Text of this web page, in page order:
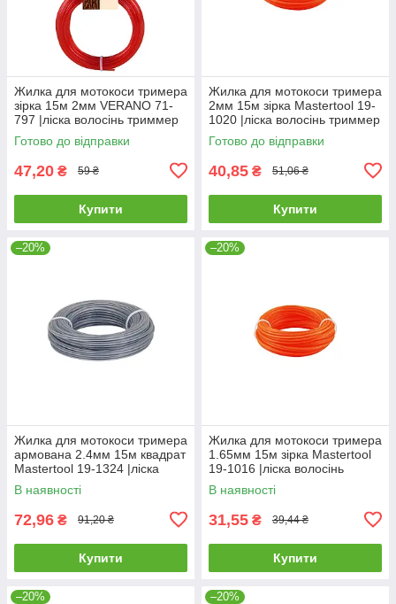
Жилка для мотокоси тримера
зірка 15м 2мм VERANO 71-
797 |ліска волосінь триммер
трімер
Готово до відправки
47,20 ₴ 59 ₴
Купити
Жилка для мотокоси тримера
2мм 15м зірка Mastertool 19-
1020 |ліска волосінь триммер
трімер
Готово до відправки
40,85 ₴ 51,06 ₴
Купити
–20%
Жилка для мотокоси тримера
армована 2.4мм 15м квадрат
Mastertool 19-1324 |ліска
волосінь триммер трімер
В наявності
72,96 ₴ 91,20 ₴
Купити
–20%
Жилка для мотокоси тримера
1.65мм 15м зірка Mastertool
19-1016 |ліска волосінь
триммер трімер
В наявності
31,55 ₴ 39,44 ₴
Купити
–20% –20%